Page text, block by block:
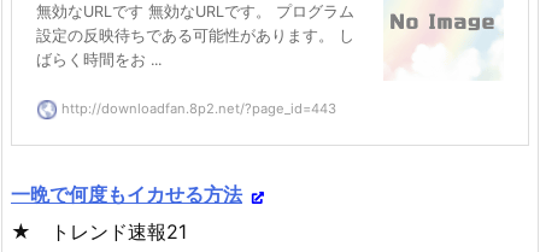
無効なURLです 無効なURLです。 プログラム
設定の反映待ちである可能性があります。 し
ばらく時間をお ...
http://downloadfan.8p2.net/?page_id=443
一晩で何度もイカせる方法
★ トレンド速報21